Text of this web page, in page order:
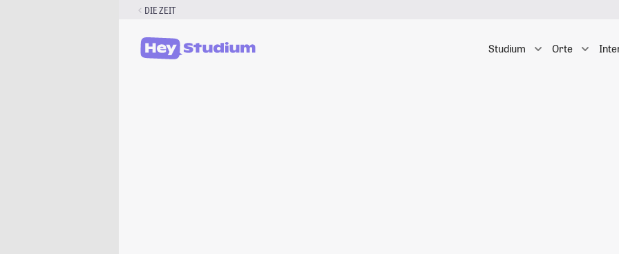
DIE ZEIT
Studium Orte